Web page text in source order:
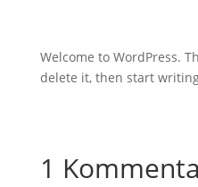
Welcome to WordPress.
delete it, then start
1